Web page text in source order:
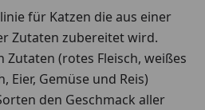
für Katzen die aus einer
Zutaten zubereitet wird.
Zutaten (rotes Fleisch, weißes
Eier, Gemüse und Reis)
den Geschmack aller